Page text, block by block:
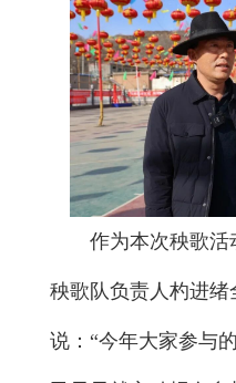
作为本次秧歌
秧歌队负责人杓进
说：“今年大家参与